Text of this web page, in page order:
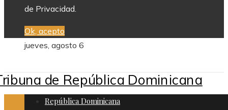
de Privacidad.
Ok, acepto
jueves, agosto 6
República Dominicana